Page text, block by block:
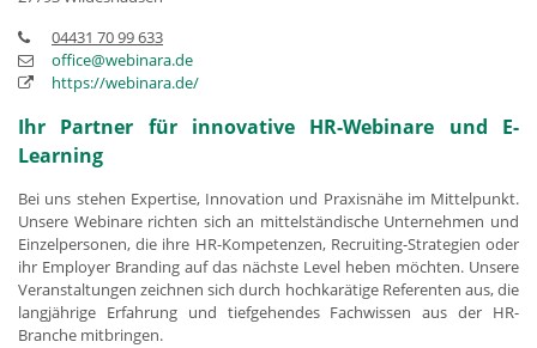
04431 70 99 633
office@webinara.de
https://webinara.de/
Ihr Partner für innovative HR-Webinare und E-
Learning
Bei uns stehen Expertise, Innovation und Praxisnähe im Mittelpunkt.
Unsere Webinare richten sich an mittelständische Unternehmen und
Einzelpersonen, die ihre HR-Kompetenzen, Recruiting-Strategien oder
ihr Employer Branding auf das nächste Level heben möchten. Unsere
Veranstaltungen zeichnen sich durch hochkarätige Referenten aus, die
langjährige Erfahrung und tiefgehendes Fachwissen aus der HR-
Branche mitbringen.